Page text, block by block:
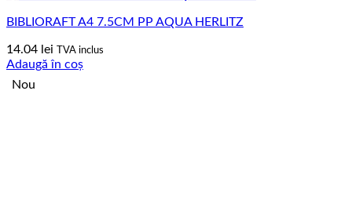
BIBLIORAFT A4 7.5CM PP AQUA HERLITZ
14.04 lei TVA inclus
Adaugă în coș
Nou